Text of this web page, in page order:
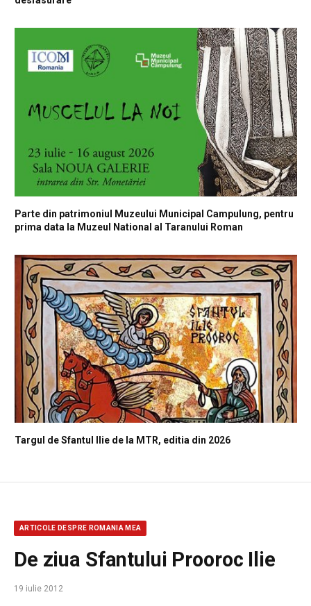
Parte din patrimoniul Muzeului Municipal Campulung, pentru
prima data la Muzeul National al Taranului Roman
Targul de Sfantul Ilie de la MTR, editia din 2026
ARTICOLE DESPRE ROMANIA MEA
De ziua Sfantului Prooroc Ilie
19 iulie 2012